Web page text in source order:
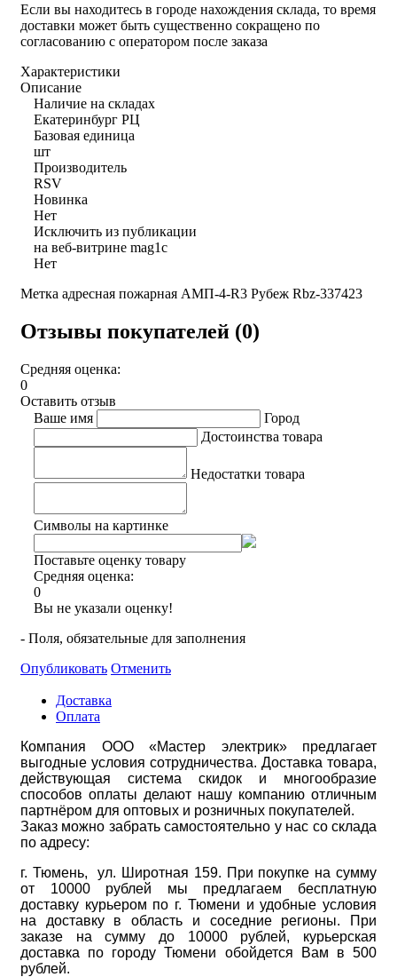
Если вы находитесь в городе нахождения склада, то время
доставки может быть существенно сокращено по
согласованию с оператором после заказа
Характеристики
Описание
Наличие на складах
Екатеринбург РЦ
Базовая единица
шт
Производитель
RSV
Новинка
Нет
Исключить из публикации
на веб-витрине mag1c
Нет
Метка адресная пожарная АМП-4-R3 Рубеж Rbz-337423
Отзывы покупателей (0)
Средняя оценка:
0
Оставить отзыв
Ваше имя
Город
Достоинства товара
Недостатки товара
Символы на картинке
Поставьте оценку товару
Средняя оценка:
0
Вы не указали оценку!
- Поля, обязательные для заполнения
Опубликовать Отменить
Доставка
Оплата
Компания ООО «Мастер электрик» предлагает
выгодные условия сотрудничества. Доставка товара,
действующая система скидок и многообразие
способов оплаты делают нашу компанию отличным
партнёром для оптовых и розничных покупателей.
Заказ можно забрать самостоятельно у нас со склада
по адресу:
г. Тюмень, ул. Широтная 159. При покупке на сумму
от 10000 рублей мы предлагаем бесплатную
доставку курьером по г. Тюмени и удобные условия
на доставку в область и соседние регионы. При
заказе на сумму до 10000 рублей, курьерская
доставка по городу Тюмени обойдется Вам в 500
рублей.